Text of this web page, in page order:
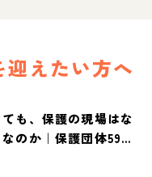
えたい方へ
も、保護の現場はな
のか｜保護団体59団
保護犬・保護猫白書